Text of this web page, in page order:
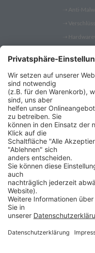
➝ Anti-
➝
➝
Shop ➝Security Token
➝YubiKey
➝Gatekeeper
➝ YubiKey 5
➝YubiKey Bio
➝ SafeToGo USB 3.1
➝Verschlüsselte
➝Verschlüsselte
➝Remote IT-Service
➝Security Software
Shop